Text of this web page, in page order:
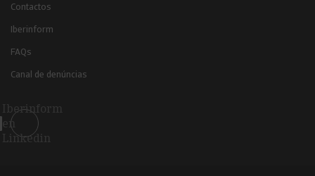
Contactos
Iberinform
FAQs
Canal de denúncias
Iberinform
en
Linkedin